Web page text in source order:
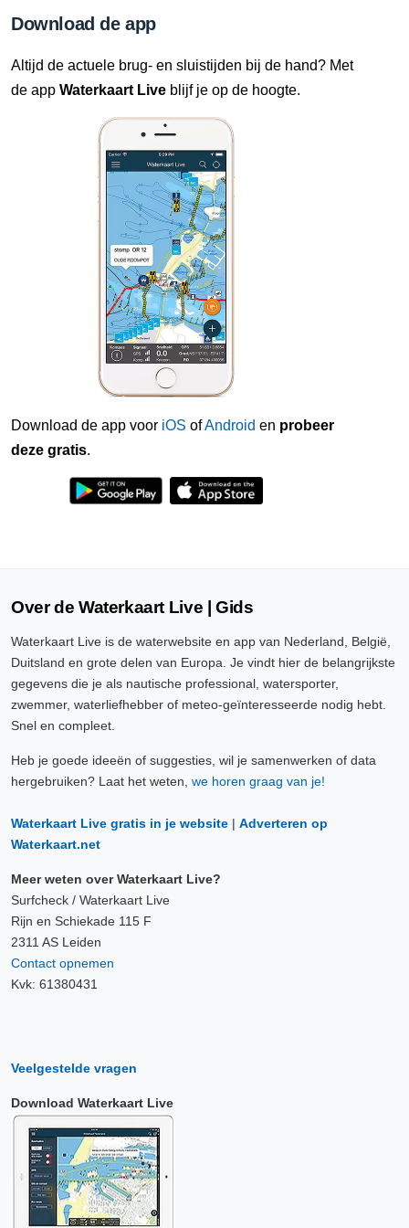
Download de app
Altijd de actuele brug- en sluistijden bij de hand? Met
de app Waterkaart Live blijf je op de hoogte.
Download de app voor iOS ofAndroid en probeer
deze gratis.
Over de Waterkaart Live | Gids
Waterkaart Live is de waterwebsite en app van Nederland, België,
Duitsland en grote delen van Europa. Je vindt hier de belangrijkste
gegevens die je als nautische professional, watersporter,
zwemmer, waterliefhebber of meteo-geïnteresseerde nodig hebt.
Snel en compleet.
Heb je goede ideeën of suggesties, wil je samenwerken of data
hergebruiken? Laat het weten, we horen graag van je!
Waterkaart Live gratis in je website | Adverteren op
Waterkaart.net
Meer weten over Waterkaart Live?
Surfcheck / Waterkaart Live
Rijn en Schiekade 115 F
2311 AS Leiden
Contact opnemen
Kvk: 61380431
Veelgestelde vragen
Download Waterkaart Live